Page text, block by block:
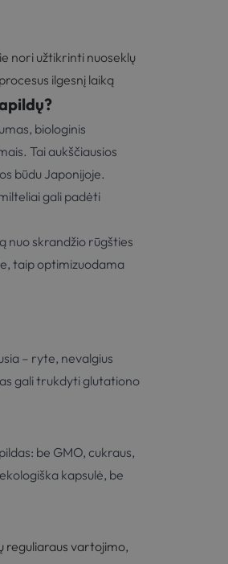
nori užtikrinti nuoseklų
ilgesnį laiką
biologinis
Tai aukščiausios
būdu Japonijoje.
gali padėti
nuo skrandžio rūgšties
taip optimizuodama
– ryte, nevalgius
gali trukdyti glutationo
be GMO, cukraus,
kapsulė, be
reguliaraus vartojimo,